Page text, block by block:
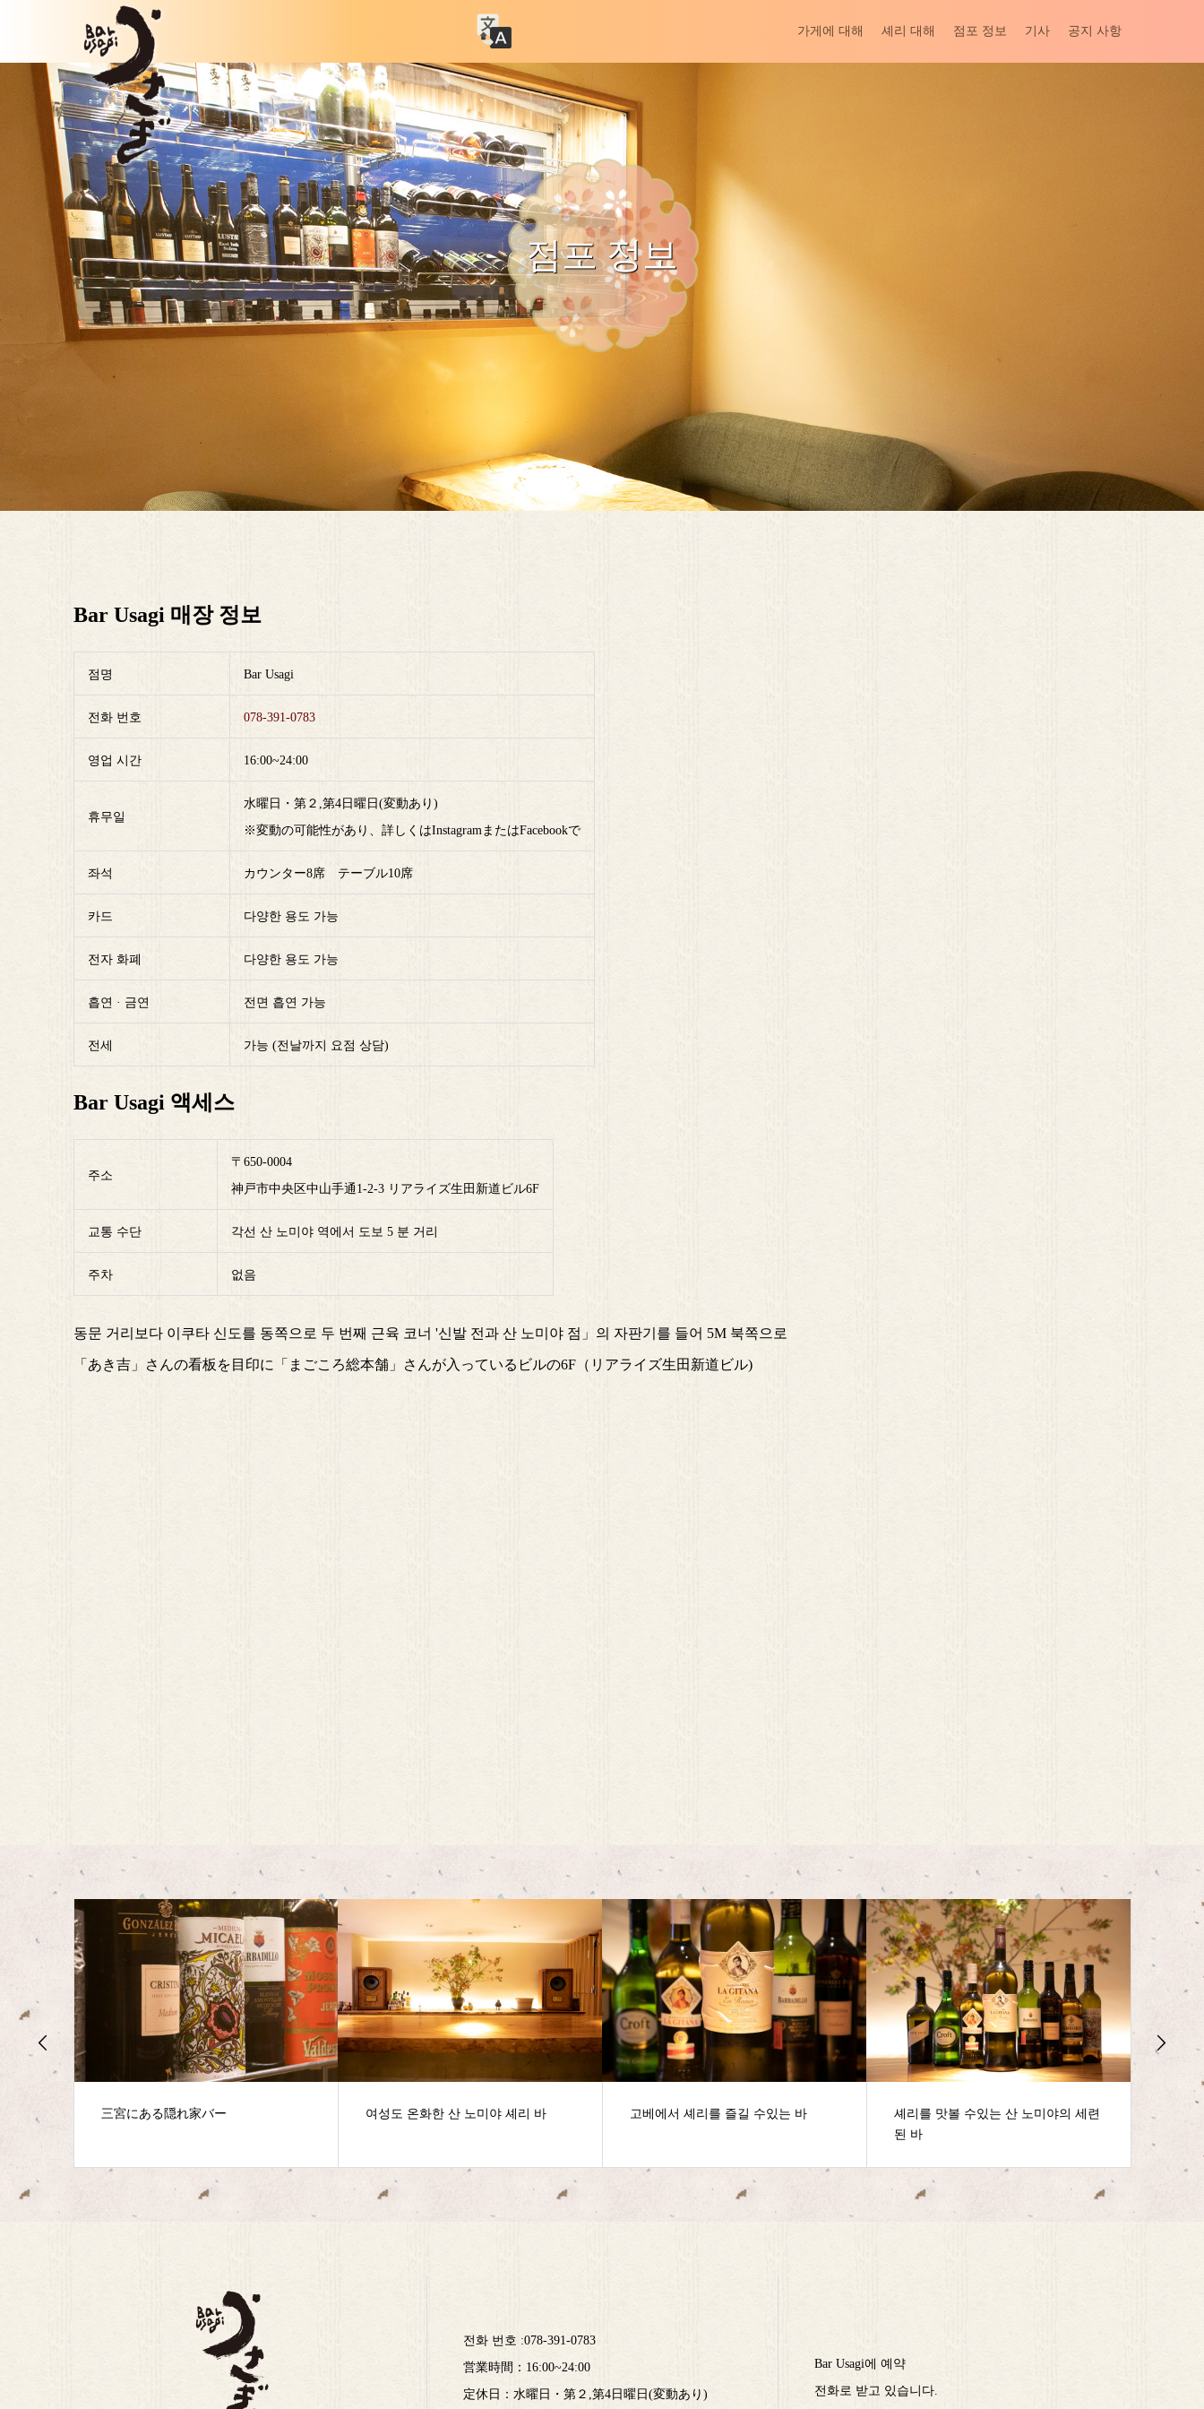
가게에 대해 셰리 대해 점포 정보 기사 공지 사항
점포 정보
Bar Usagi 매장 정보
점명 Bar Usagi
전화 번호 078-391-0783
영업 시간 16:00~24:00
휴무일
水曜日・第２,第4日曜日(変動あり)
※変動の可能性があり、詳しくはInstagramまたはFacebookで
좌석 カウンター8席 テーブル10席
카드 다양한 용도 가능
전자 화폐 다양한 용도 가능
흡연 · 금연 전면 흡연 가능
전세 가능 (전날까지 요점 상담)
Bar Usagi 액세스
주소
〒650-0004
神戸市中央区中山手通1-2-3 リアライズ生田新道ビル6F
교통 수단 각선 산 노미야 역에서 도보 5 분 거리
주차 없음
동문 거리보다 이쿠타 신도를 동쪽으로 두 번째 근육 코너 '신발 전과 산 노미야 점」의 자판기를 들어 5M 북쪽으로
「あき吉」さんの看板を目印に「まごころ総本舗」さんが入っているビルの6F（リアライズ生田新道ビル)
여성도 온화한 산 노미야 셰리 바 고베에서 셰리를 즐길 수있는 바
셰리를 맛볼 수있는 산 노미야의 세련
한사람이라도 진정 산 노미야의 세련
전화 번호 :078-391-0783
営業時間：16:00~24:00
定休日：水曜日・第２,第4日曜日(変動あり)
Bar Usagi에 예약
전화로 받고 있습니다.